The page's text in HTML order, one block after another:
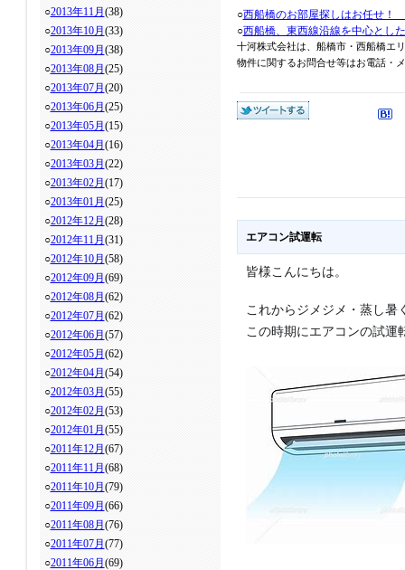
○2013年11月 (38)
○2013年10月 (33)
○2013年09月 (38)
○2013年08月 (25)
○2013年07月 (20)
○2013年06月 (25)
○2013年05月 (15)
○2013年04月 (16)
○2013年03月 (22)
○2013年02月 (17)
○2013年01月 (25)
○2012年12月 (28)
○2012年11月 (31)
○2012年10月 (58)
○2012年09月 (69)
○2012年08月 (62)
○2012年07月 (62)
○2012年06月 (57)
○2012年05月 (62)
○2012年04月 (54)
○2012年03月 (55)
○2012年02月 (53)
○2012年01月 (55)
○2011年12月 (67)
○2011年11月 (68)
○2011年10月 (79)
○2011年09月 (66)
○2011年08月 (76)
○2011年07月 (77)
○2011年06月 (69)
○西船橋のお部屋探しはお任せ！
○西船橋、東西線沿線を中心とし
十河株式会社は、船橋市・西船橋エ
物件に関するお問合せ等はお電話・
エアコン試運転
皆様こんにちは。
これからジメジメ・蒸し暑
この時期にエアコンの試運